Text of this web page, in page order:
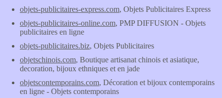
objets-publicitaires-express.com, Objets Publicitaires Express
objets-publicitaires-online.com, PMP DIFFUSION - Objets
publicitaires en ligne
objets-publicitaires.biz, Objets Publicitaires
objetschinois.com, Boutique artisanat chinois et asiatique,
decoration, bijoux ethniques et en jade
objetscontemporains.com, Décoration et bijoux contemporains
en ligne - Objets contemporains